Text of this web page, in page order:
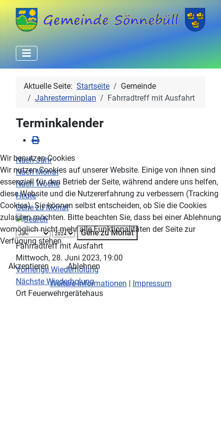
Aktuelle Seite: Startseite
Gemeinde
Jahresterminplan
Fahrradtreff mit Ausfahrt
Terminkalender
Nach Jahr
Nach Monat
Nach Woche
Heute
Gehe zu Monat
Gehe zu Monat
Fahrradtreff mit Ausfahrt
Mittwoch, 28. Juni 2023, 19:00
Vorherige Wiederholung
Nächste Wiederholung
Ort Feuerwehrgerätehaus
Wir benutzen Cookies
Wir nutzen Cookies auf unserer Website. Einige von ihnen sind
essenziell für den Betrieb der Seite, während andere uns helfen,
diese Website und die Nutzererfahrung zu verbessern (Tracking
Cookies). Sie können selbst entscheiden, ob Sie die Cookies
zulassen möchten. Bitte beachten Sie, dass bei einer Ablehnung
womöglich nicht mehr alle Funktionalitäten der Seite zur
Verfügung stehen.
Akzeptieren
Ablehnen
Weitere Informationen | Impressum